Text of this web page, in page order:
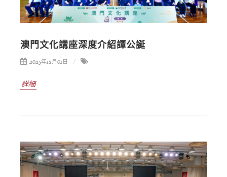
澳門文化講座深度介紹譚公誕
2025年12月01日
詳細